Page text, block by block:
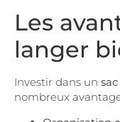
Les
langer
Investir dans un
nombreux